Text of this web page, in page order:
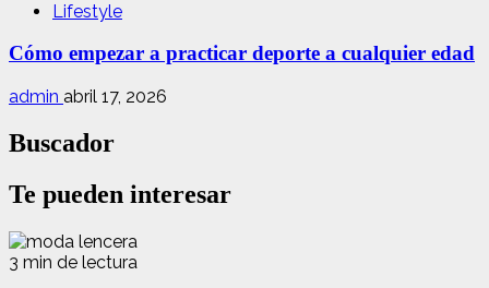
Lifestyle
Cómo empezar a practicar deporte a cualquier edad
admin abril 17, 2026
Buscador
Te pueden interesar
3 min de lectura